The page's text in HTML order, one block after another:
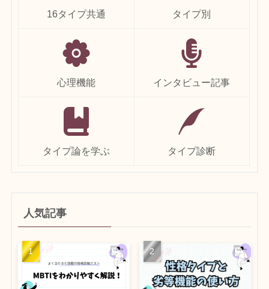
16タイプ共通 タイプ別
心理機能 インタビュー記事
タイプ論を学ぶ タイプ診断
人気記事